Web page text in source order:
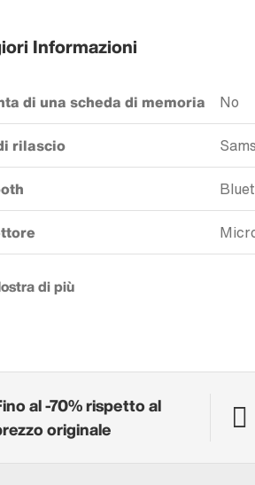
Informazioni
di una scheda di memoria No
rilascio
al -70% rispetto al
originale